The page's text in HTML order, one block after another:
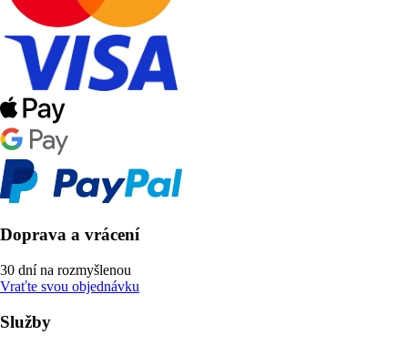
Doprava a vrácení
30 dní na rozmyšlenou
Vraťte svou objednávku
Služby